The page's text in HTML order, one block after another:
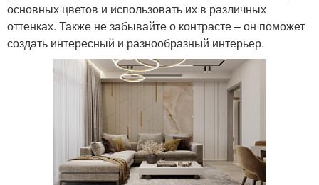
основных цветов и использовать их в различных
оттенках. Также не забывайте о контрасте – он поможет
создать интересный и разнообразный интерьер.